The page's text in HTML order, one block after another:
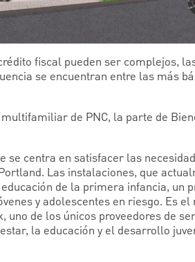
fiscal pueden ser complejos,
se encuentran entre las más
de PNC, la parte de
se centra en satisfacer las
Las instalaciones, que
de la primera infancia, un
y adolescentes en riesgo. Es
de los únicos proveedores de
la educación y el desarrollo